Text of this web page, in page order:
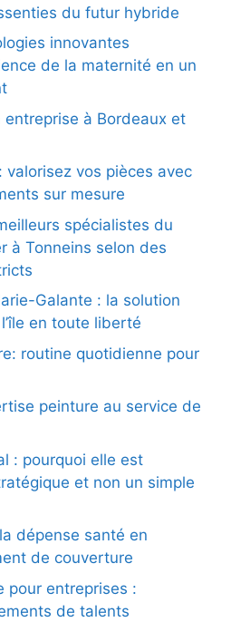
du futur hybride
innovantes
de la maternité en un
à Bordeaux et
valorisez vos pièces avec
sur mesure
spécialistes du
à Tonneins selon des
Galante : la solution
en toute liberté
routine quotidienne pour
peinture au service de
: pourquoi elle est
et non un simple
dépense santé en
de couverture
pour entreprises :
de talents